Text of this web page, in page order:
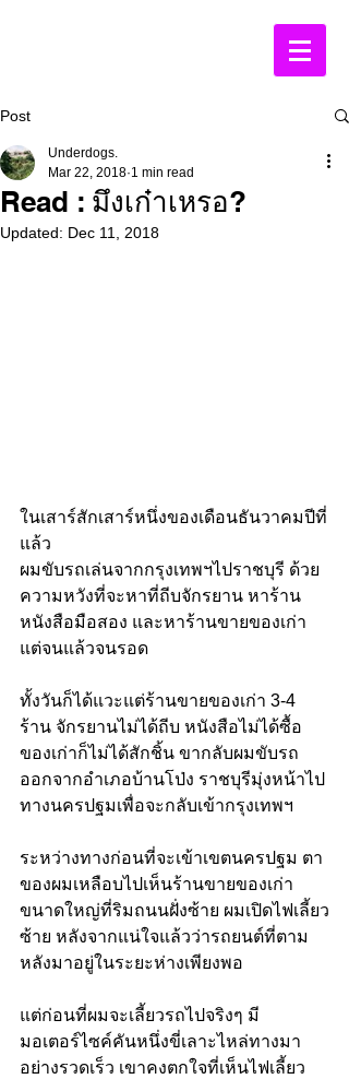
Post
Read : มึงเก๋าเหรอ?
Underdogs.
Mar 22, 2018 1 min read
Updated: Dec 11, 2018
ในเสาร์สักเสาร์หนึ่งของเดือนธันวาคมปีที่
แล้ว
ผมขับรถเล่นจากกรุงเทพฯไปราชบุรี ด้วย
ความหวังที่จะหาที่ถีบจักรยาน หาร้าน
หนังสือมือสอง และหาร้านขายของเก่า
แต่จนแล้วจนรอด
ทั้งวันก็ได้แวะแต่ร้านขายของเก่า 3-4
ร้าน จักรยานไม่ได้ถีบ หนังสือไม่ได้ซื้อ
ของเก่าก็ไม่ได้สักชิ้น ขากลับผมขับรถ
ออกจากอำเภอบ้านโป่ง ราชบุรีมุ่งหน้าไป
ทางนครปฐมเพื่อจะกลับเข้ากรุงเทพฯ
ระหว่างทางก่อนที่จะเข้าเขตนครปฐม ตา
ของผมเหลือบไปเห็นร้านขายของเก่า
ขนาดใหญ่ที่ริมถนนฝั่งซ้าย ผมเปิดไฟเลี้ยว
ซ้าย หลังจากแน่ใจแล้วว่ารถยนต์ที่ตาม
หลังมาอยู่ในระยะห่างเพียงพอ
แต่ก่อนที่ผมจะเลี้ยวรถไปจริงๆ มี
มอเตอร์ไซค์คันหนึ่งขี่เลาะไหล่ทางมา
อย่างรวดเร็ว เขาคงตกใจที่เห็นไฟเลี้ยว